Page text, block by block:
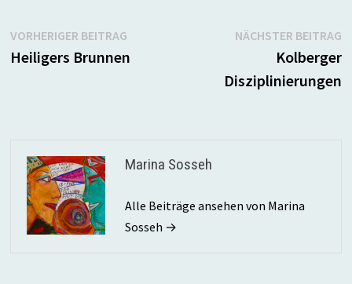
Beitragsnavigation
VORHERIGER BEITRAGVorheriger
Beitrag:
Heiligers Brunnen
NÄCHSTER BEITRAG
Kolberger
Disziplinierungen
Marina Sosseh
Alle Beiträge ansehen von Marina
Sosseh →